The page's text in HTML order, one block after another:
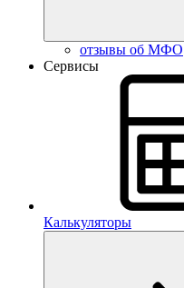
отзывы об МФО
Сервисы
Калькуляторы